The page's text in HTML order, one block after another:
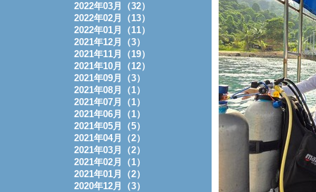
2022年03月（32）
2022年02月（13）
2022年01月（11）
2021年12月（3）
2021年11月（19）
2021年10月（12）
2021年09月（3）
2021年08月（1）
2021年07月（1）
2021年06月（1）
2021年05月（5）
2021年04月（2）
2021年03月（2）
2021年02月（1）
2021年01月（2）
2020年12月（3）